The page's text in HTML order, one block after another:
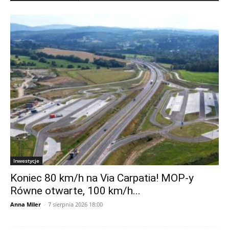
Inwestycje
Koniec 80 km/h na Via Carpatia! MOP-y
Równe otwarte, 100 km/h...
Anna Miler - 7 sierpnia 2026 18:00